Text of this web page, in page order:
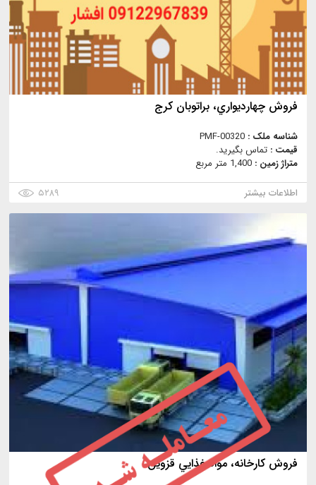
فروش چهارديواري، براتوبان كرج
شناسه ملک : PMF-00320
قیمت : تماس بگیرید.
متراژ زمین : 1,400 متر مربع
اطلاعات بیشتر
۵۲۸۹
فروش كارخانه، مواد غذايي قزوين